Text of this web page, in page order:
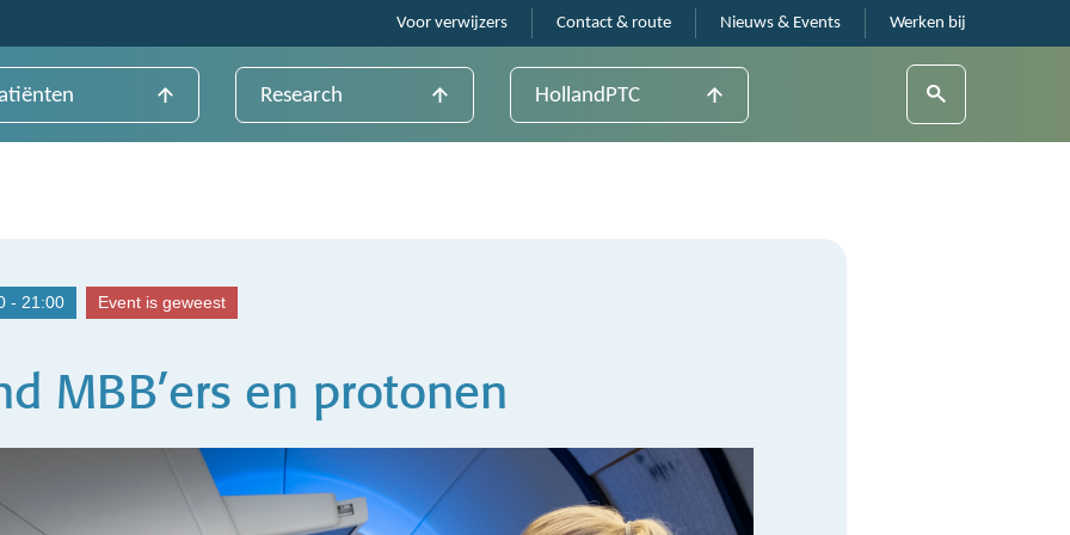
Voor verwijzers Contact & route Nieuws & Events Werken bij
Research HollandPTC
- 21:00 Event is geweest
MBB’ers en protonen